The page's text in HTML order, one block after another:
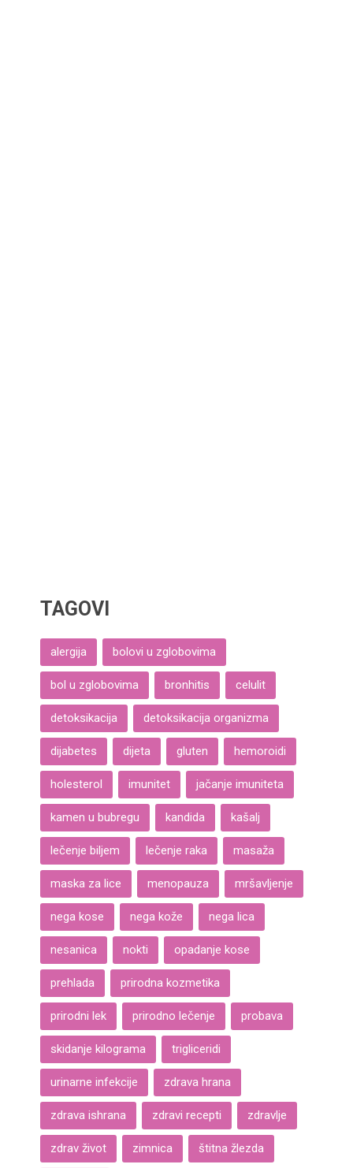
TAGOVI
alergija bolovi u zglobovima
bol u zglobovima bronhitis celulit
detoksikacija detoksikacija organizma
dijabetes dijeta gluten hemoroidi
holesterol imunitet jačanje imuniteta
kamen u bubregu kandida kašalj
lečenje biljem lečenje raka masaža
maska za lice menopauza mršavljenje
nega kose nega kože nega lica
nesanica nokti opadanje kose
prehlada prirodna kozmetika
prirodni lek prirodno lečenje probava
skidanje kilograma trigliceridi
urinarne infekcije zdrava hrana
zdrava ishrana zdravi recepti zdravlje
zdrav život zimnica štitna žlezda